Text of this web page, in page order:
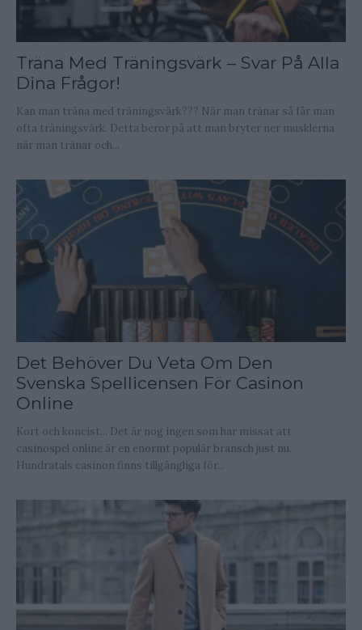
Träna Med Träningsvärk – Svar På Alla
Dina Frågor!
Kan man träna med träningsvärk??? När man tränar så får man
ofta träningsvärk. Detta beror på att man bryter ner musklerna
när man tränar och...
Det Behöver Du Veta Om Den
Svenska Spellicensen För Casinon
Online
Kort och koncist... Det är nog ingen som har missat att
casinospel online är en enormt populär bransch just nu.
Hundratals casinon finns tillgängliga för...